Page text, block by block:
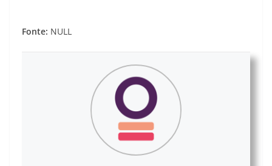
Fonte: NULL